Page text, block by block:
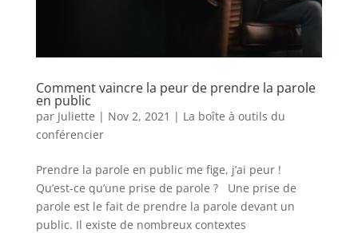
Comment vaincre la peur de prendre la parole
en public
par Juliette | Nov 2, 2021 | La boîte à outils du
conférencier
Prendre la parole en public me fige, j’ai peur !
Qu’est-ce qu’une prise de parole ? Une prise de
parole est le fait de prendre la parole devant un
public. Il existe de nombreux contextes